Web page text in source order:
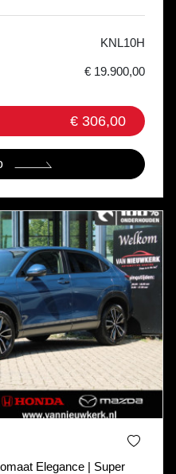
KNL10H
€ 19.900,00
€ 306,00
Elegance | Super